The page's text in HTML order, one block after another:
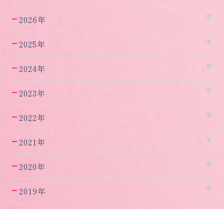
2026年
2025年
2024年
2023年
2022年
2021年
2020年
2019年